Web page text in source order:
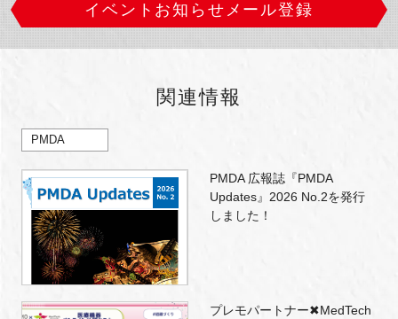
イベントお知らせメール登録
関連情報
PMDA
PMDA 広報誌『PMDA
Updates』2026 No.2を発行
しました！
プレモパートナー✖MedTech